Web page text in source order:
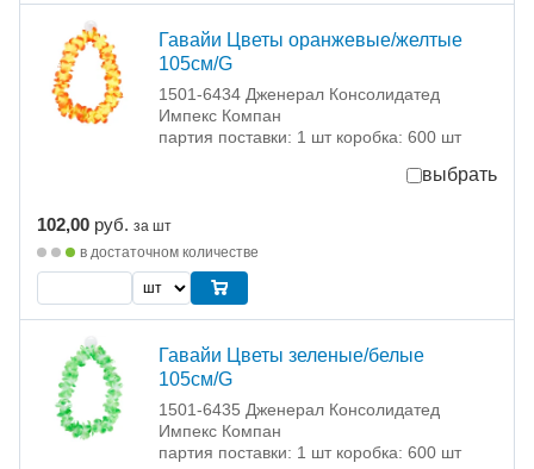
Гавайи Цветы оранжевые/желтые
105см/G
1501-6434 Дженерал Консолидатед
Импекс Компан
партия поставки: 1 шт коробка: 600 шт
выбрать
102,00 руб. за шт
в достаточном количестве
Гавайи Цветы зеленые/белые
105см/G
1501-6435 Дженерал Консолидатед
Импекс Компан
партия поставки: 1 шт коробка: 600 шт